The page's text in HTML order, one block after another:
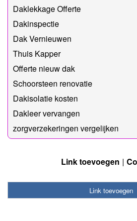
Daklekkage Offerte
Dakinspectie
Dak Vernieuwen
Thuis Kapper
Offerte nieuw dak
Schoorsteen renovatie
Dakisolatie kosten
Dakleer vervangen
zorgverzekeringen vergelijken
Link toevoegen
Link toevoegen